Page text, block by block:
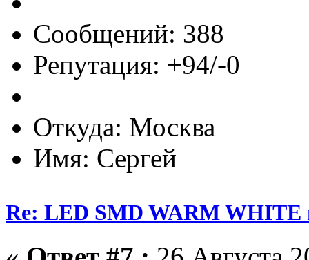
Сообщений: 388
Репутация: +94/-0
Откуда: Москва
Имя: Сергей
Re: LED SMD WARM